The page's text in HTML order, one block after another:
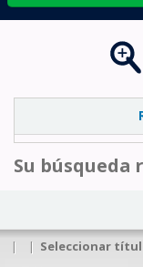
Su búsqueda
| | Seleccionar